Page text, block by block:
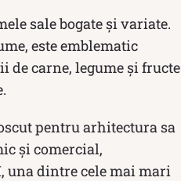
sale bogate și variate.
este emblematic
de carne, legume și fructe
pentru arhitectura sa
și comercial,
una dintre cele mai mari